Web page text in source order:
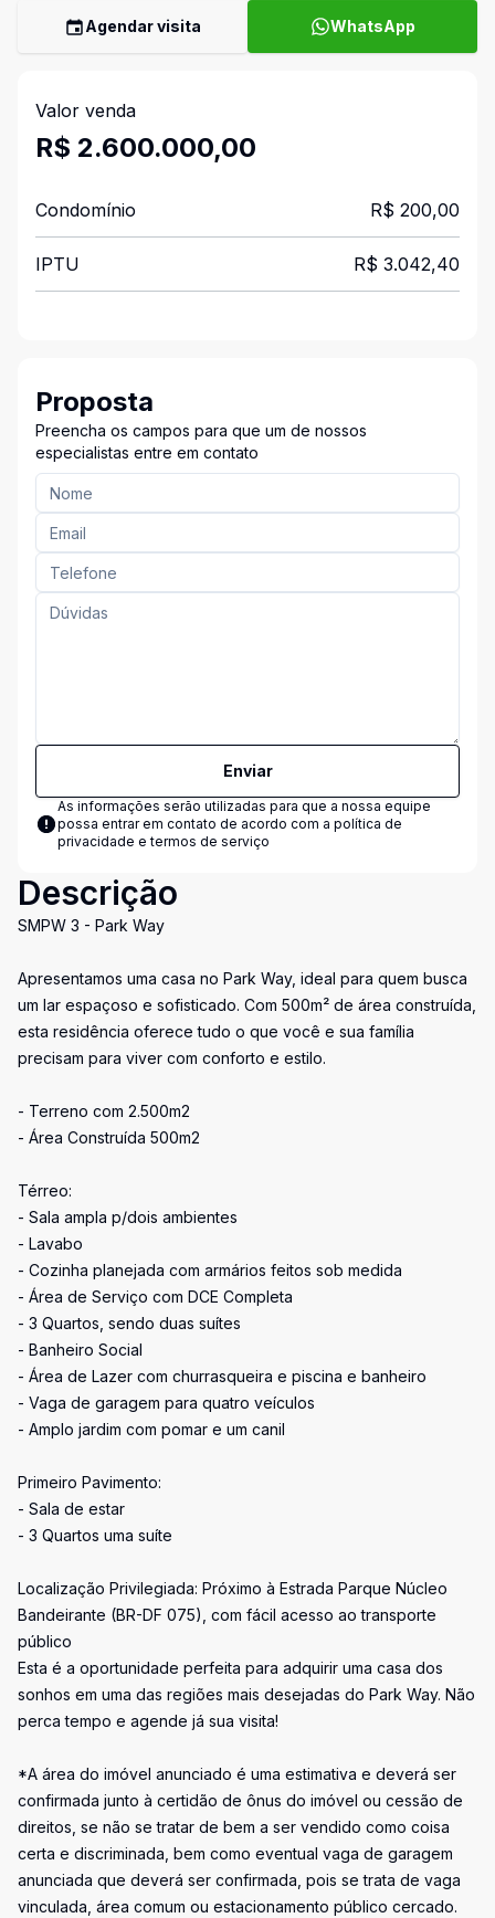
Agendar visita WhatsApp
Valor venda
R$ 2.600.000,00
Condomínio R$ 200,00
IPTU R$ 3.042,40
Proposta
Preencha os campos para que um de nossos
especialistas entre em contato
Enviar
As informações serão utilizadas para que a nossa equipe
possa entrar em contato de acordo com a política de
privacidade e termos de serviço
Descrição
SMPW 3 - Park Way
Apresentamos uma casa no Park Way, ideal para quem busca
um lar espaçoso e sofisticado. Com 500m² de área construída,
esta residência oferece tudo o que você e sua família
precisam para viver com conforto e estilo.
- Terreno com 2.500m2
- Área Construída 500m2
Térreo:
- Sala ampla p/dois ambientes
- Lavabo
- Cozinha planejada com armários feitos sob medida
- Área de Serviço com DCE Completa
- 3 Quartos, sendo duas suítes
- Banheiro Social
- Área de Lazer com churrasqueira e piscina e banheiro
- Vaga de garagem para quatro veículos
- Amplo jardim com pomar e um canil
Primeiro Pavimento:
- Sala de estar
- 3 Quartos uma suíte
Localização Privilegiada: Próximo à Estrada Parque Núcleo
Bandeirante (BR-DF 075), com fácil acesso ao transporte
público
Esta é a oportunidade perfeita para adquirir uma casa dos
sonhos em uma das regiões mais desejadas do Park Way. Não
perca tempo e agende já sua visita!
*A área do imóvel anunciado é uma estimativa e deverá ser
confirmada junto à certidão de ônus do imóvel ou cessão de
direitos, se não se tratar de bem a ser vendido como coisa
certa e discriminada, bem como eventual vaga de garagem
anunciada que deverá ser confirmada, pois se trata de vaga
vinculada, área comum ou estacionamento público cercado.